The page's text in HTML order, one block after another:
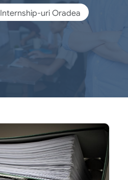
Internship-uri Oradea